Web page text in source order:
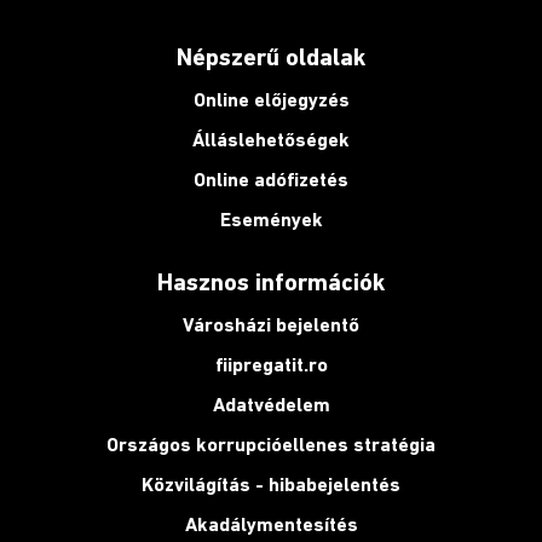
Népszerű oldalak
Online előjegyzés
Álláslehetőségek
Online adófizetés
Események
Hasznos információk
Városházi bejelentő
fiipregatit.ro
Adatvédelem
Országos korrupcióellenes stratégia
Közvilágítás - hibabejelentés
Akadálymentesítés